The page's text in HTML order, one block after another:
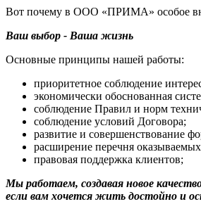
Вот почему в ООО «ПРИМА» особое
Ваш выбор - Ваша жизнь
Основные принципы нашей работы:
приоритетное соблюдение
экономически обоснованная
соблюдение Правил и норм
соблюдение условий Договора;
развитие и совершенствование
расширение перечня
правовая поддержка клиентов;
Мы работаем, создавая новое
если вам хочется жить достойно и